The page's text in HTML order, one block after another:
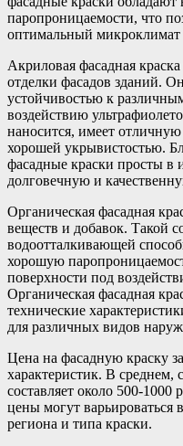
паропроницаемости, что
оптимальный
Акриловая фасадная
отделки фасадов зданий.
устойчивостью к
воздействию
наносится, имеет
хорошей укрывистостью.
фасадные краски просты в
долговечную и
Органическая фасадная
веществ и добавок. Такой
водоотталкивающей
хорошую
поверхности под
Органическая фасадная
технические
для различных видов
Цена на фасадную краску
характеристик. В среднем,
составляет около 500-
цены могут варьироваться
региона и типа краски.